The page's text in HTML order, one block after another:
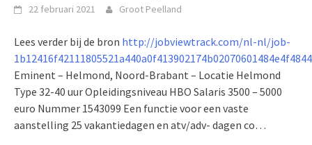
22 februari 2021 Groot Peelland
Lees verder bij de bron http://jobviewtrack.com/nl-nl/job-
Eminent – Helmond, Noord-Brabant – Locatie Helmond
Type 32-40 uur Opleidingsniveau HBO Salaris 3500 – 5000
euro Nummer 1543099 Een functie voor een vaste
aanstelling 25 vakantiedagen en atv/adv- dagen co…